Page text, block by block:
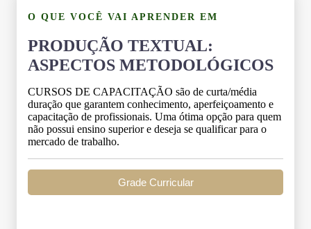
O QUE VOCÊ VAI APRENDER EM
PRODUÇÃO TEXTUAL:
ASPECTOS METODOLÓGICOS
CURSOS DE CAPACITAÇÃO são de curta/média
duração que garantem conhecimento, aperfeiçoamento e
capacitação de profissionais. Uma ótima opção para quem
não possui ensino superior e deseja se qualificar para o
mercado de trabalho.
Grade Curricular